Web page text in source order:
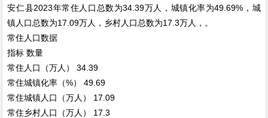
安仁县2023年常住人口总数为34.39万人，城镇化率为49.69%，城
镇人口总数为17.09万人，乡村人口总数为17.3万人，。
常住人口数据
指标 数量
常住人口（万人）
34.39
常住城镇化率（%）
49.69
常住城镇人口（万人）
17.09
常住乡村人口（万人）
17.3